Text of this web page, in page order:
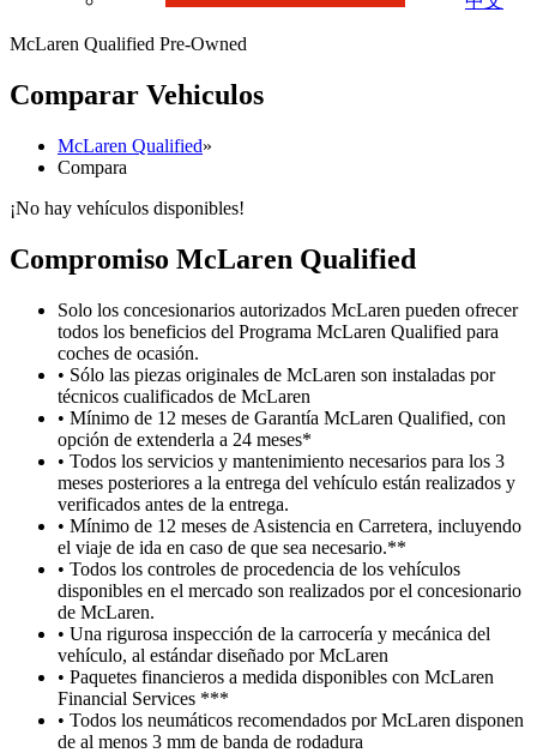
McLaren Qualified Pre-Owned
Comparar Vehiculos
McLaren Qualified»
Compara
¡No hay vehículos disponibles!
Compromiso McLaren Qualified
Solo los concesionarios autorizados McLaren pueden ofrecer
todos los beneficios del Programa McLaren Qualified para
coches de ocasión.
• Sólo las piezas originales de McLaren son instaladas por
técnicos cualificados de McLaren
• Mínimo de 12 meses de Garantía McLaren Qualified, con
opción de extenderla a 24 meses*
• Todos los servicios y mantenimiento necesarios para los 3
meses posteriores a la entrega del vehículo están realizados y
verificados antes de la entrega.
• Mínimo de 12 meses de Asistencia en Carretera, incluyendo
el viaje de ida en caso de que sea necesario.**
• Todos los controles de procedencia de los vehículos
disponibles en el mercado son realizados por el concesionario
de McLaren.
• Una rigurosa inspección de la carrocería y mecánica del
vehículo, al estándar diseñado por McLaren
• Paquetes financieros a medida disponibles con McLaren
Financial Services ***
• Todos los neumáticos recomendados por McLaren disponen
de al menos 3 mm de banda de rodadura